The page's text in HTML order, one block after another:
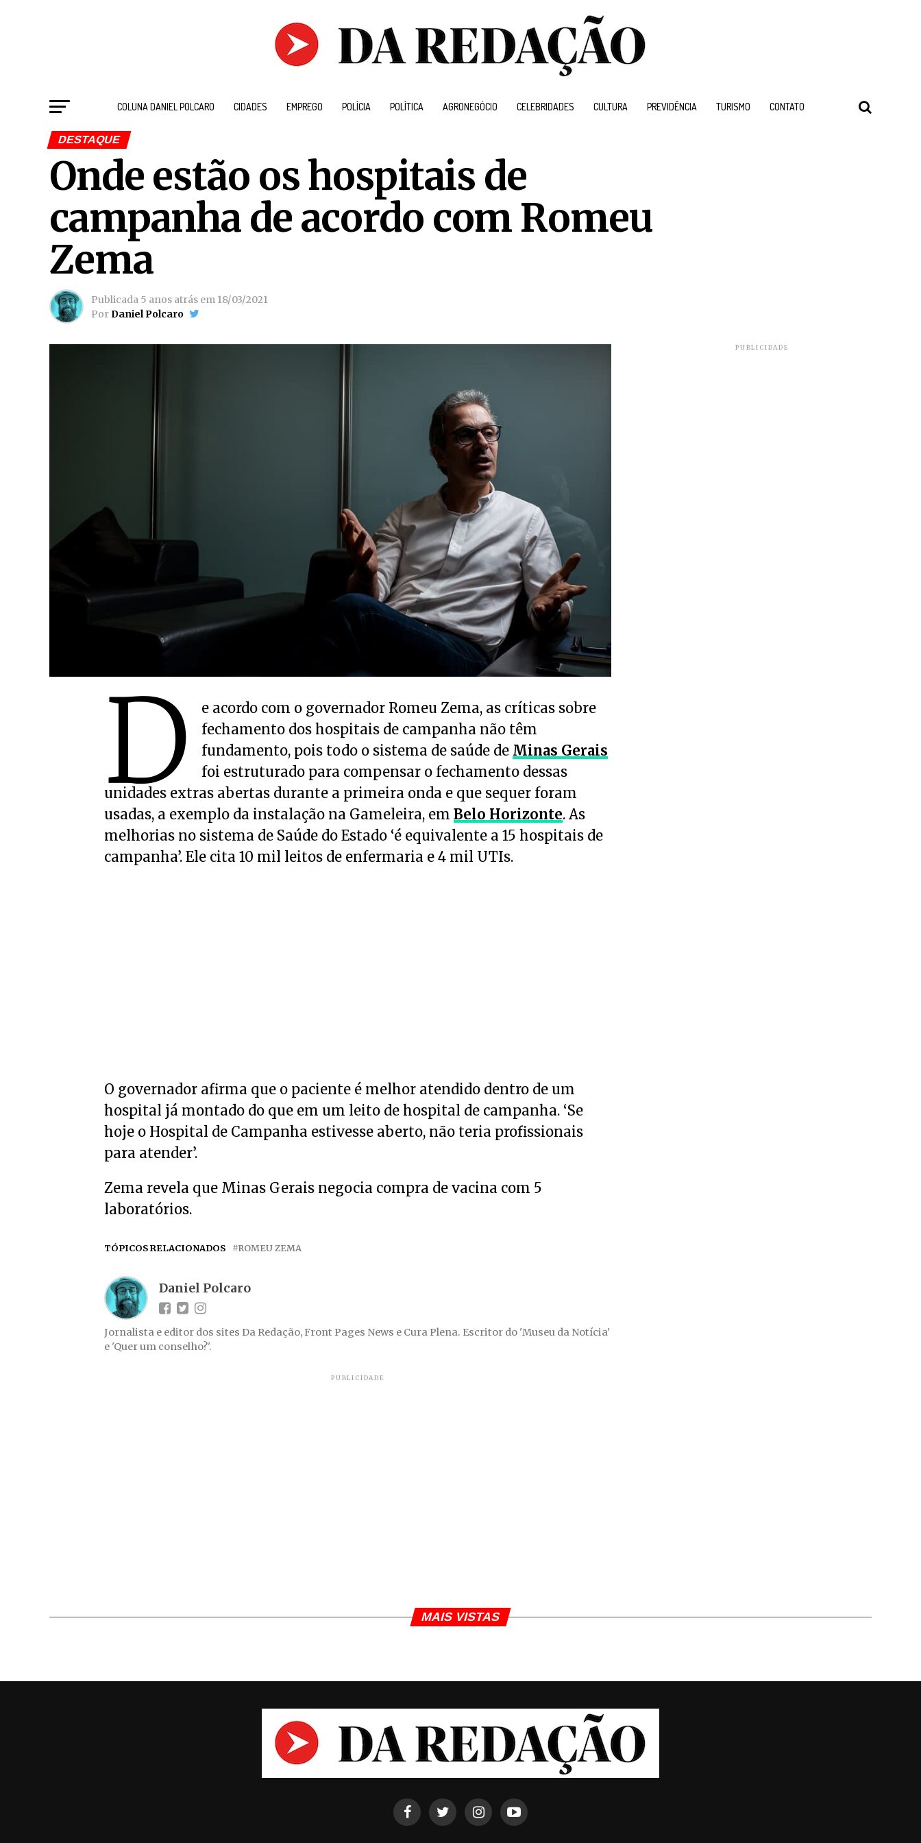
COLUNA DANIEL POLCARO CIDADES EMPREGO POLÍCIA POLÍTICA AGRONEGÓCIO CELEBRIDADES CULTURA PREVIDÊNCIA TURISMO CONTATO
DESTAQUE
Onde estão os hospitais de
campanha de acordo com Romeu
Zema
Publicada 5 anos atrás em 18/03/2021
PorDaniel Polcaro
D
e acordo com o governador Romeu Zema, as críticas sobre
fechamento dos hospitais de campanha não têm
fundamento, pois todo o sistema de saúde de Minas Gerais
foi estruturado para compensar o fechamento dessas
unidades extras abertas durante a primeira onda e que sequer foram
usadas, a exemplo da instalação na Gameleira, em Belo Horizonte. As
melhorias no sistema de Saúde do Estado ‘é equivalente a 15 hospitais de
campanha’. Ele cita 10 mil leitos de enfermaria e 4 mil UTIs.
O governador afirma que o paciente é melhor atendido dentro de um
hospital já montado do que em um leito de hospital de campanha. ‘Se
hoje o Hospital de Campanha estivesse aberto, não teria profissionais
para atender’.
Zema revela que Minas Gerais negocia compra de vacina com 5
laboratórios.
TÓPICOS RELACIONADOS ROMEU ZEMA
Daniel Polcaro
Jornalista e editor dos sites Da Redação, Front Pages News e Cura Plena. Escritor do 'Museu da Notícia'
e 'Quer um conselho?'.
PUBLICIDADE
PUBLICIDADE
MAIS VISTAS